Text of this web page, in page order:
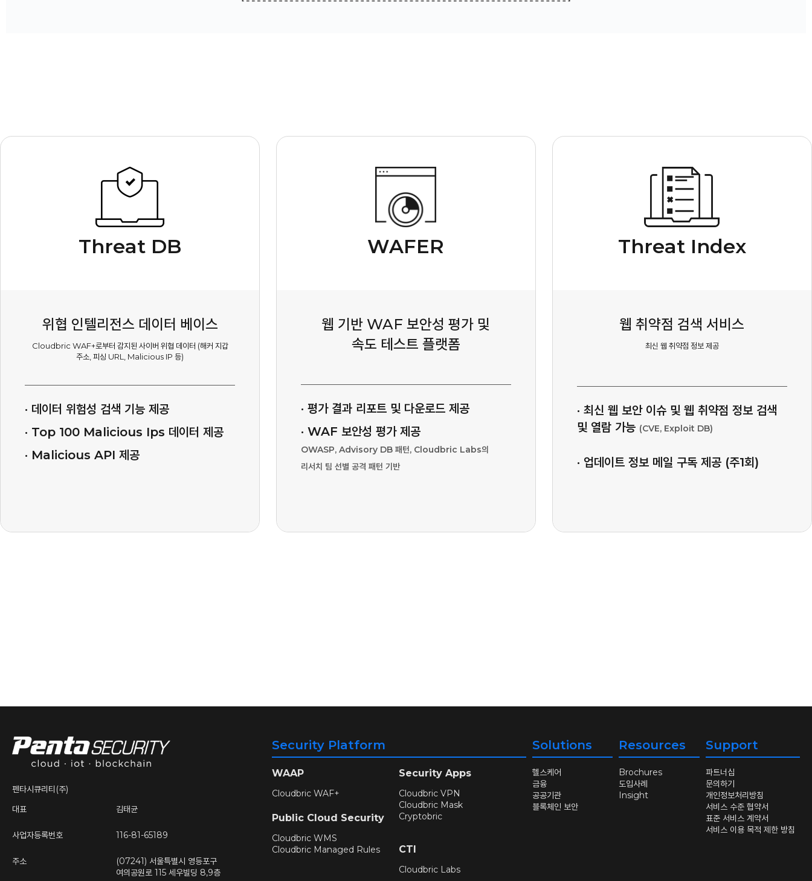
Threat DB
위협 인텔리전스 데이터 베이스
Cloudbric WAF+로부터 감지된 사이버 위협 데이터 (해커 지갑
주소, 피싱 URL, Malicious IP 등)
· 데이터 위험성 검색 기능 제공
· Top 100 Malicious Ips 데이터 제공
· Malicious API 제공
WAFER
웹 기반 WAF 보안성 평가 및
속도 테스트 플랫폼
· 평가 결과 리포트 및 다운로드 제공
· WAF 보안성 평가 제공
OWASP, Advisory DB 패턴, Cloudbric Labs의
리서치 팀 선별 공격 패턴 기반
Threat Index
웹 취약점 검색 서비스
최신 웹 취약점 정보 제공
· 최신 웹 보안 이슈 및 웹 취약점 정보 검색
및 열람 가능 (CVE, Exploit DB)
· 업데이트 정보 메일 구독 제공 (주1회)
펜타시큐리티(주)
대표
김태균
사업자등록번호 116-81-65189
주소
(07241) 서울특별시 영등포구
여의공원로 115 세우빌딩 8,9층
Security Platform
WAAP
Cloudbric WAF+
Public Cloud Security
Cloudbric WMS
Cloudbric Managed Rules
Security Apps
Cloudbric VPN
Cloudbric Mask
Cryptobric
CTI
Cloudbric Labs
Solutions
헬스케어
금융
공공기관
블록체인 보안
Resources
Brochures
도입사례
Insight
Support
파트너십
문의하기
개인정보처리방침
서비스 수준 협약서
표준 서비스 계약서
서비스 이용 목적 제한 방침